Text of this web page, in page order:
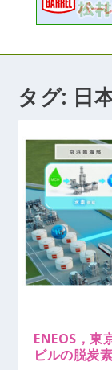
タグ: 日
ENEOS，東
ビルの脱炭